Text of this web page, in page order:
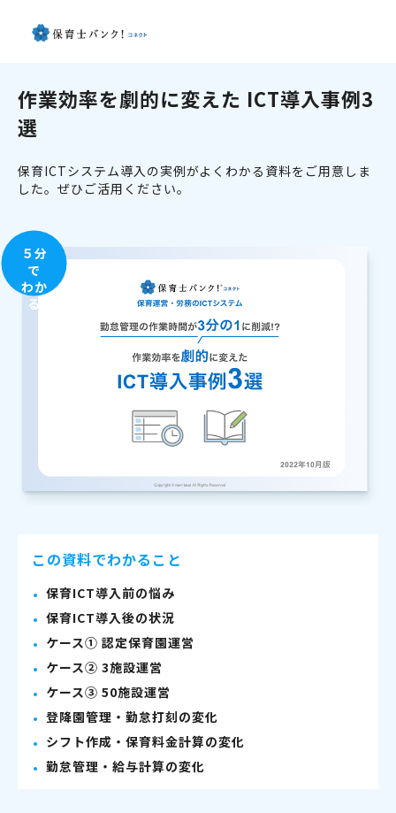
作業効率を劇的に変えた ICT導入事例3
選
保育ICTシステム導入の実例がよくわかる資料をご用意しま
した。ぜひご活用ください。
５分
で
わか
る
この資料でわかること
保育ICT導入前の悩み
保育ICT導入後の状況
ケース① 認定保育園運営
ケース② 3施設運営
ケース③ 50施設運営
登降園管理・勤怠打刻の変化
シフト作成・保育料金計算の変化
勤怠管理・給与計算の変化